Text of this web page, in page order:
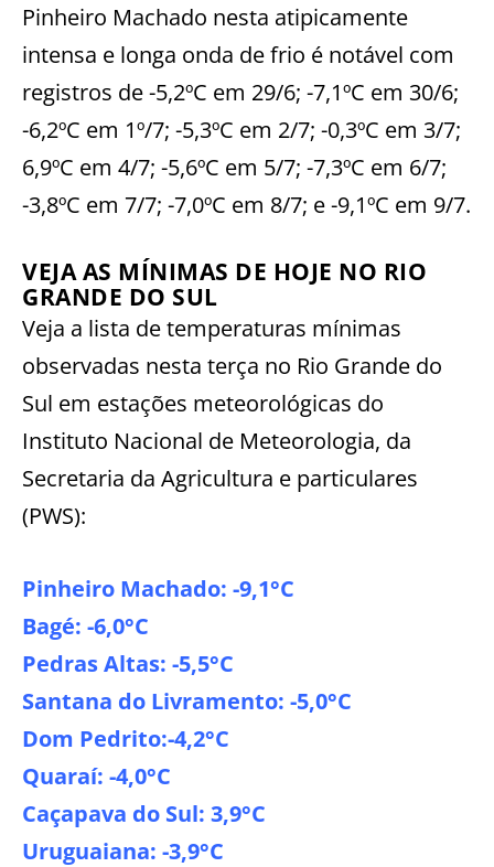
Pinheiro Machado nesta atipicamente
intensa e longa onda de frio é notável com
registros de -5,2ºC em 29/6; -7,1ºC em 30/6;
-6,2ºC em 1º/7; -5,3ºC em 2/7; -0,3ºC em 3/7;
6,9ºC em 4/7; -5,6ºC em 5/7; -7,3ºC em 6/7;
-3,8ºC em 7/7; -7,0ºC em 8/7; e -9,1ºC em 9/7.
VEJA AS MÍNIMAS DE HOJE NO RIO
GRANDE DO SUL
Veja a lista de temperaturas mínimas
observadas nesta terça no Rio Grande do
Sul em estações meteorológicas do
Instituto Nacional de Meteorologia, da
Secretaria da Agricultura e particulares
(PWS):
Pinheiro Machado: -9,1°C
Bagé: -6,0°C
Pedras Altas: -5,5°C
Santana do Livramento: -5,0°C
Dom Pedrito:-4,2°C
Quaraí: -4,0°C
Caçapava do Sul: 3,9°C
Uruguaiana: -3,9°C